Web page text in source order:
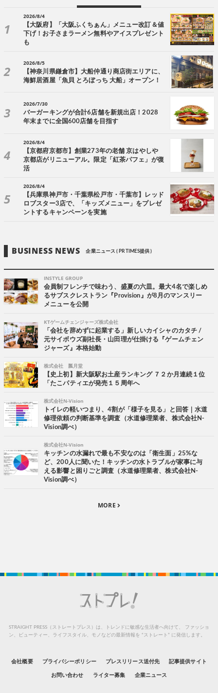
2026/8/4
【大阪府】「大阪ふくちぁん」メニュー改訂＆値
下げ！お子さまラーメン無料やアイスプレゼント
も
2026/8/5
【神奈川県鎌倉市】大船仲通り商店街エリアに、
海鮮居酒屋「魚貝 とろぼっち 大船」オープン！
2026/7/30
バーガーキングが合計6店舗を新規出店！2028
年末までに全国600店舗を目指す
2026/8/4
【京都府京都市】創業273年の老舗 京はやしや
京都店がリニューアル。限定「紅茶パフェ」が復
活
2026/8/4
【兵庫県神戸市・千葉県松戸市・千葉市】レッド
ロブスター3店で、「キッズメニュー」をプレゼ
ントするキャンペーンを実施
BUSINESS NEWS 企業ニュース ( PR TIMES提供 )
INSTYLE GROUP
会員制フレンチで味わう、盛夏の六皿。最大4名で楽しめ
るサブスクレストラン『Provision』が8月のマンスリー
メニューを公開
KTゲームチェンジャーズ株式会社
「会社を辞めずに起業する」新しいカイシャのカタチ /
元サイボウズ副社長・山田理が仕掛ける『ゲームチェン
ジャーズ』本格始動
株式会社 瓢月堂
【史上初】新大阪駅お土産ランキング ７２か月連続１位
「たこパティエが発売１５周年へ
株式会社N-Vision
トイレの軽いつまり、4割が「様子を見る」と回答｜水道
修理依頼の判断基準を調査（水道修理業者、株式会社N-
Vision調べ）
株式会社N-Vision
キッチンの水漏れで最も不安なのは「衛生面」25%な
ど、200人に聞いた！キッチンの水トラブルが家事に与
える影響と困りごと調査（水道修理業者、株式会社N-
Vision調べ）
MORE
STRAIGHT PRESS（ストレートプレス）は、トレンドに敏感な生活者へ向けて、
ファッショ
ン、ビューティー、ライフスタイル、モノなどの最新情報を “ストレート” に発信します。
会社概要 プライバシーポリシー プレスリリース送付先 記事提供サイト
お問い合わせ ライター募集 企業ニュース